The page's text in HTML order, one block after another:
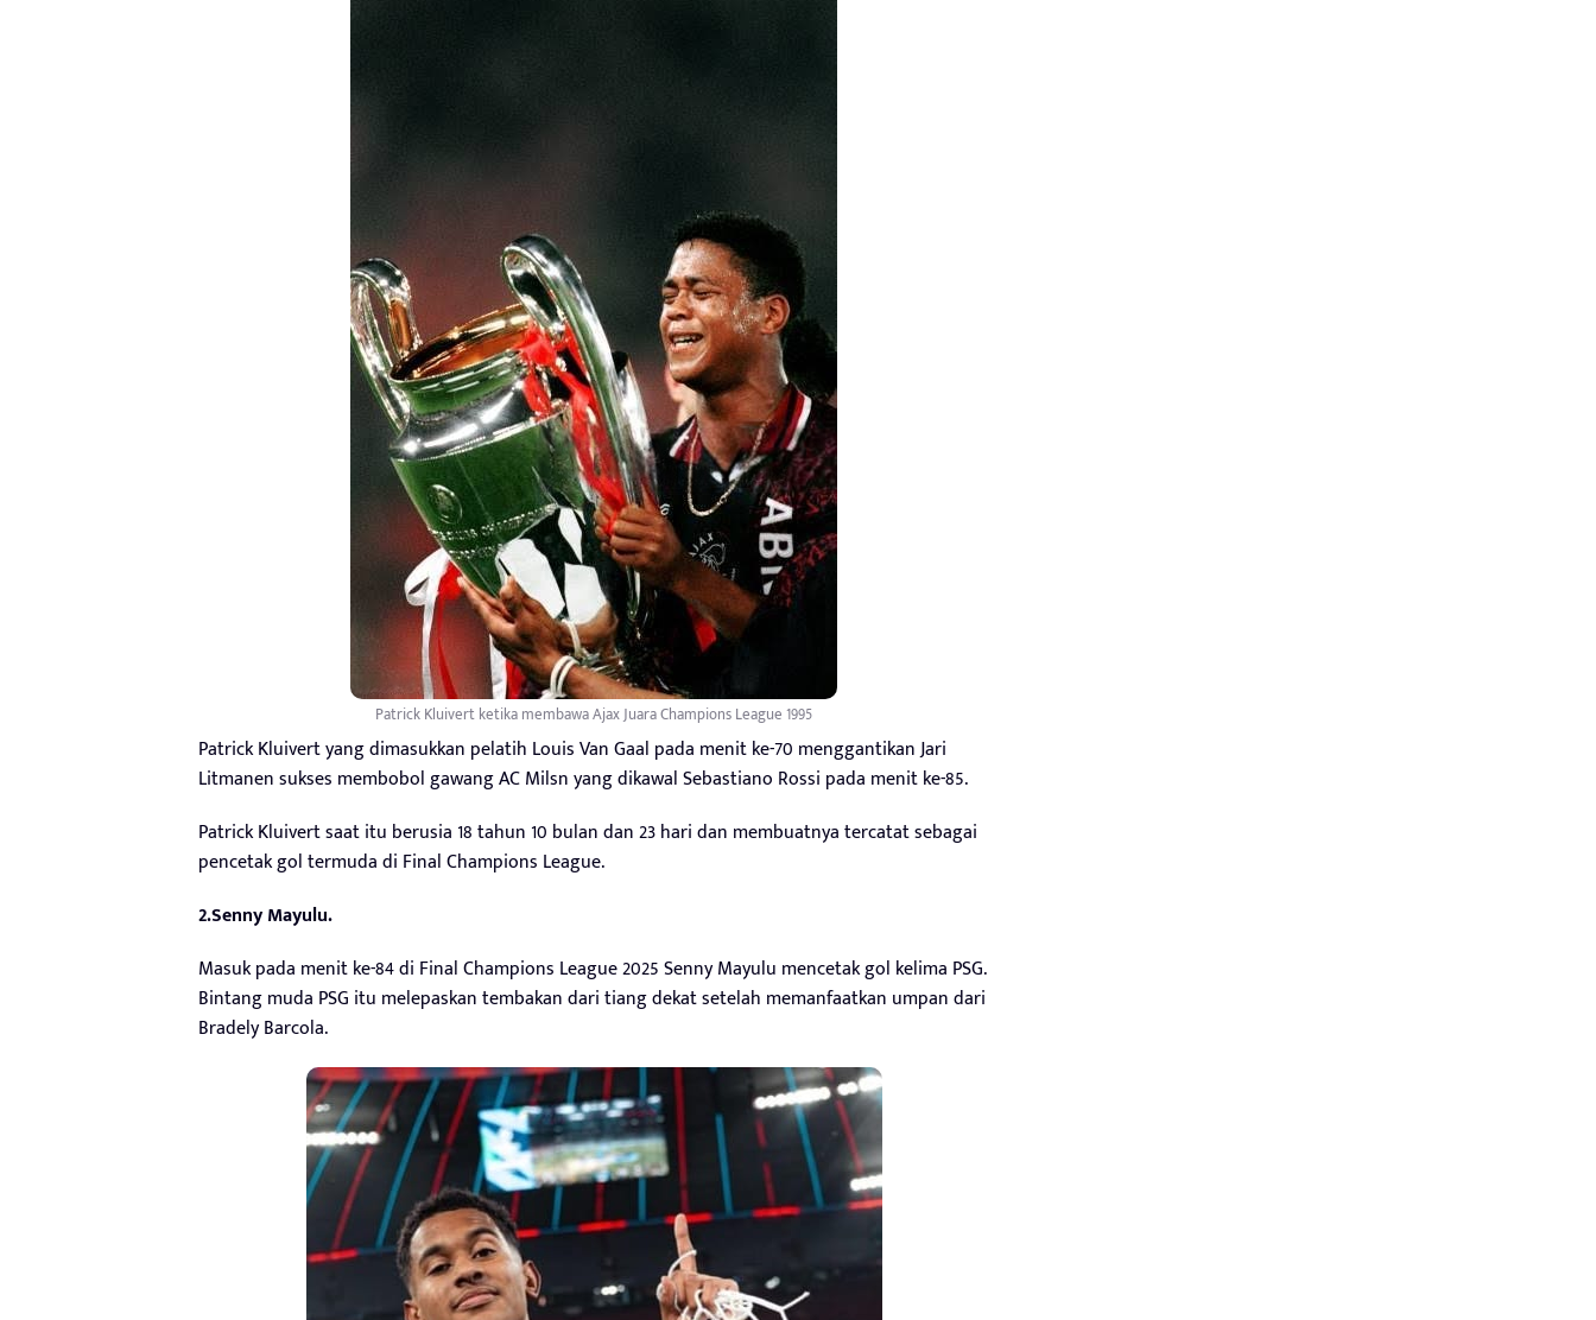
Patrick Kluivert ketika membawa Ajax Juara Champions League 1995
Patrick Kluivert yang dimasukkan pelatih Louis Van Gaal pada menit ke-70 menggantikan Jari
Litmanen sukses membobol gawang AC Milsn yang dikawal Sebastiano Rossi pada menit ke-85.
Patrick Kluivert saat itu berusia 18 tahun 10 bulan dan 23 hari dan membuatnya tercatat sebagai
pencetak gol termuda di Final Champions League.
2.Senny Mayulu.
Masuk pada menit ke-84 di Final Champions League 2025 Senny Mayulu mencetak gol kelima PSG.
Bintang muda PSG itu melepaskan tembakan dari tiang dekat setelah memanfaatkan umpan dari
Bradely Barcola.